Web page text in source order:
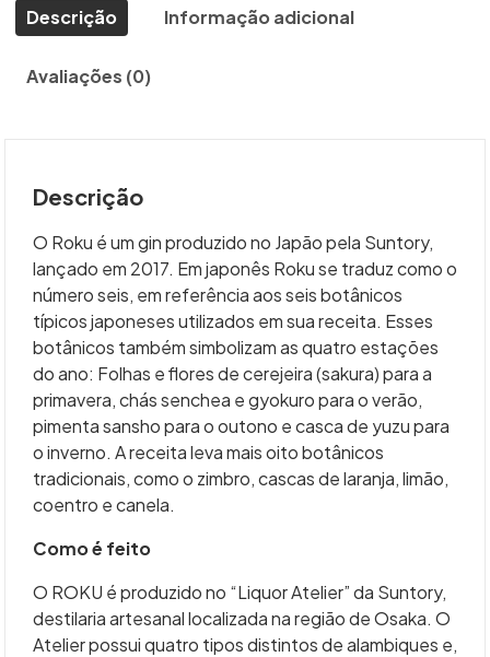
Descrição Informação adicional
Avaliações (0)
Descrição
O Roku é um gin produzido no Japão pela Suntory,
lançado em 2017. Em japonês Roku se traduz como o
número seis, em referência aos seis botânicos
típicos japoneses utilizados em sua receita. Esses
botânicos também simbolizam as quatro estações
do ano: Folhas e flores de cerejeira (sakura) para a
primavera, chás senchea e gyokuro para o verão,
pimenta sansho para o outono e casca de yuzu para
o inverno. A receita leva mais oito botânicos
tradicionais, como o zimbro, cascas de laranja, limão,
coentro e canela.
Como é feito
O ROKU é produzido no “Liquor Atelier” da Suntory,
destilaria artesanal localizada na região de Osaka. O
Atelier possui quatro tipos distintos de alambiques e,